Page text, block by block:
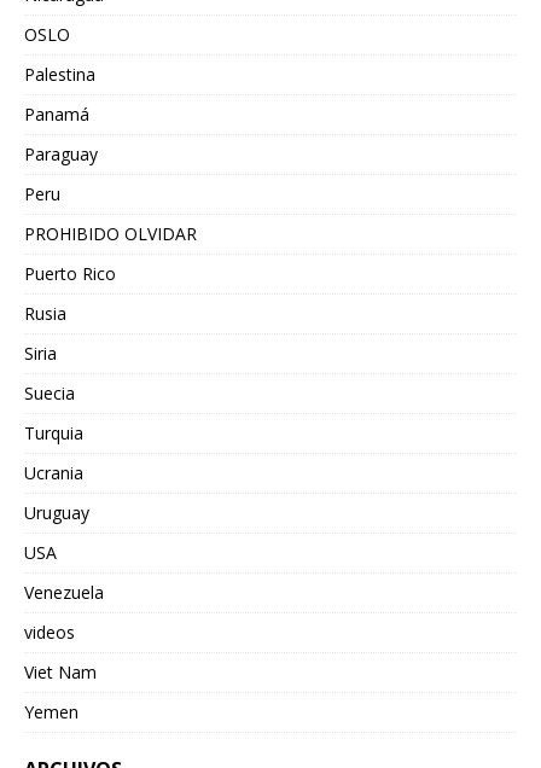
OSLO
Palestina
Panamá
Paraguay
Peru
PROHIBIDO OLVIDAR
Puerto Rico
Rusia
Siria
Suecia
Turquia
Ucrania
Uruguay
USA
Venezuela
videos
Viet Nam
Yemen